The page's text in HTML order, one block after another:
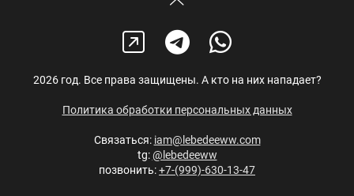
2026 год. Все права защищены. А кто на них нападает?
Политика обработки персональных данных
Связаться: iam@lebedeeww.com
tg:@lebedeeww
позвонить:+7-(999)-630-13-47